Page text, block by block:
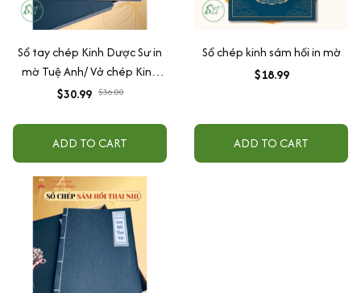
Sổ tay chép Kinh Dược Sư in
mờ Tuệ Anh/ Vở chép Kinh
giấy cổ (Tặng kèm Hộp đựng)
$30.99 $36.00
ADD TO CART
Sổ chép kinh sám hối in mờ
$18.99
ADD TO CART